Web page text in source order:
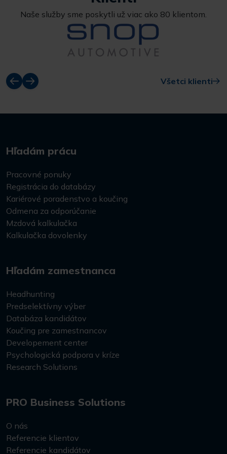
Naše služby sme poskytli už viac ako 80 klientom.
Všetci klienti
Hľadám prácu
Pracovné ponuky
Registrácia do databázy
Kariérové poradenstvo a koučing
Odmena za odporúčanie
Mzdová kalkulačka
Kalkulačka dovolenky
Hľadám zamestnanca
Headhunting
Predselektívny výber
Databáza kandidátov
Koučing pre zamestnancov
Developement center
Psychologická podpora v kríze
Research Solutions
PRO Business Solutions
O nás
Referencie klientov
Referencie kandidátov